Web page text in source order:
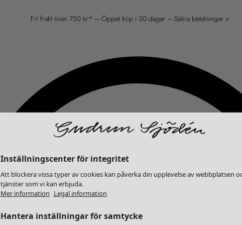
Fri frakt över 750 kr* – Öppet köp i 30 dagar – Säkra betalningar »
Inställningscenter för integritet
Att blockera vissa typer av cookies kan påverka din upplevelse av webbplatsen
tjänster som vi kan erbjuda.
Mer information Legal information
Hantera inställningar för samtycke